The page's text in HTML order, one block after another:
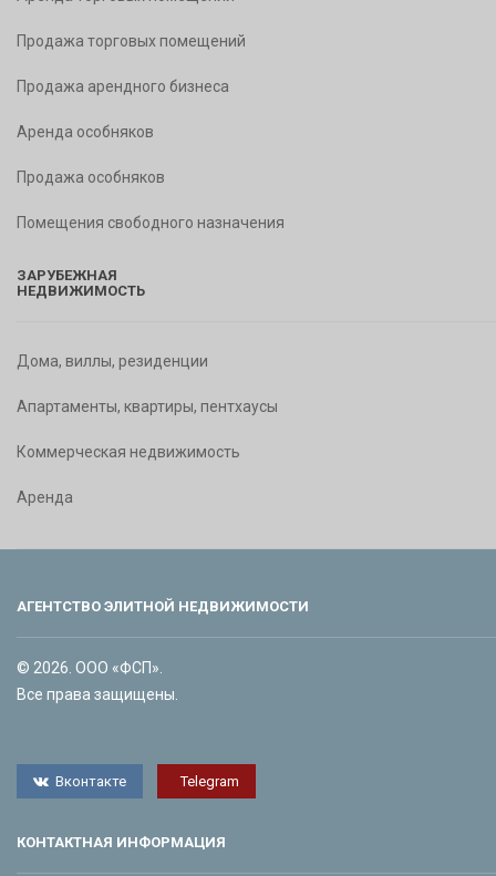
Продажа торговых помещений
Продажа арендного бизнеса
Аренда особняков
Продажа особняков
Помещения свободного назначения
ЗАРУБЕЖНАЯ
НЕДВИЖИМОСТЬ
Дома, виллы, резиденции
Апартаменты, квартиры, пентхаусы
Коммерческая недвижимость
Аренда
АГЕНТСТВО ЭЛИТНОЙ НЕДВИЖИМОСТИ
© 2026. ООО «ФСП».
Все права защищены.
Вконтакте Telegram
КОНТАКТНАЯ ИНФОРМАЦИЯ